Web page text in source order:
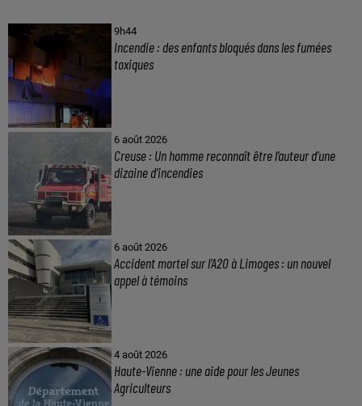
9h44
Incendie : des enfants bloqués dans les fumées
toxiques
6 août 2026
Creuse : Un homme reconnaît être l’auteur d’une
dizaine d’incendies
6 août 2026
Accident mortel sur l’A20 à Limoges : un nouvel
appel à témoins
4 août 2026
Haute-Vienne : une aide pour les Jeunes
Agriculteurs